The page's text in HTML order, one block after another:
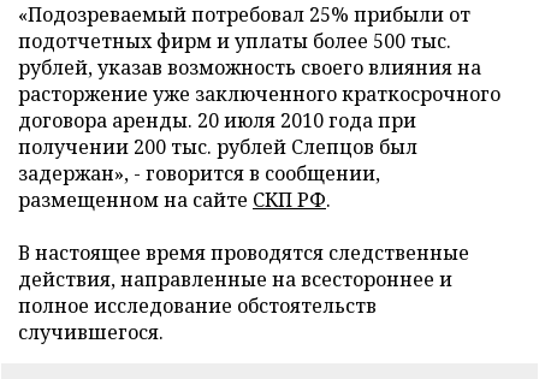
«Подозреваемый потребовал 25% прибыли от
подотчетных фирм и уплаты более 500 тыс.
рублей, указав возможность своего влияния на
расторжение уже заключенного краткосрочного
договора аренды. 20 июля 2010 года при
получении 200 тыс. рублей Слепцов был
задержан», - говорится в сообщении,
размещенном на сайте СКП РФ.
В настоящее время проводятся следственные
действия, направленные на всестороннее и
полное исследование обстоятельств
случившегося.